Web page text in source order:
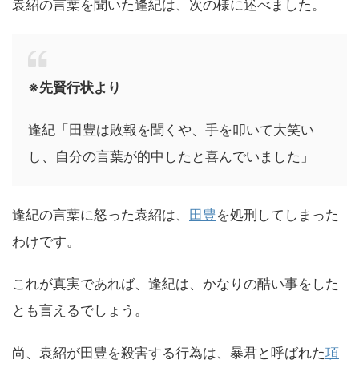
袁紹の言葉を聞いた逢紀は、次の様に述べました。
※先賢行状より
逢紀「田豊は敗報を聞くや、手を叩いて大笑い
し、自分の言葉が的中したと喜んでいました」
逢紀の言葉に怒った袁紹は、 田豊を処刑してしまった
わけです。
これが真実であれば、逢紀は、かなりの酷い事をした
とも言えるでしょう。
尚、袁紹が田豊を殺害する行為は、暴君と呼ばれた項